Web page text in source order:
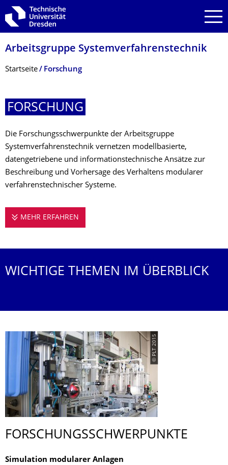
Zur Hauptnavigation springen
Zur Suche springen
Zum Inhalt springen
Arbeitsgruppe Systemverfahrens­technik
Breadcrumb-Menü
Startseite Forschung
FORSCHUNG
Die Forschungsschwerpunkte der Arbeitsgruppe
Systemverfahrenstechnik vernetzen modellbasierte,
datengetriebene und informationstechnische Ansätze zur
Beschreibung und Vorhersage des Verhaltens modularer
verfahrenstechnischer Systeme.
MEHR ERFAHREN
WICHTIGE THEMEN IM ÜBERBLICK
© PLT 2015
FORSCHUNGS­SCHWERPUNKTE
Simulation modularer Anlagen